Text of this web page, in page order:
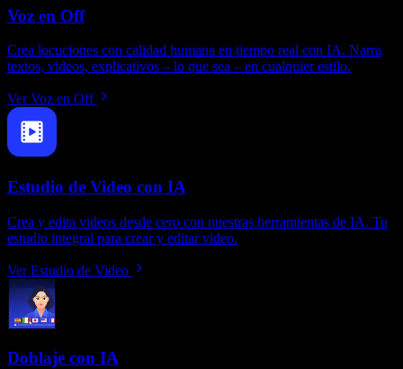
Voz en Off
Crea locuciones con calidad humana en tiempo real con IA. Narra
textos, videos, explicativos – lo que sea – en cualquier estilo.
Ver Voz en Off
Estudio de Video con IA
Crea y edita videos desde cero con nuestras herramientas de IA. Tu
estudio integral para crear y editar video.
Ver Estudio de Video
Doblaje con IA